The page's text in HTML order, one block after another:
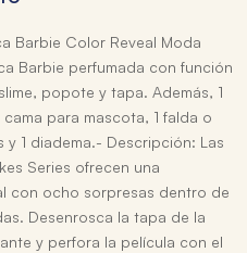
Barbie Color Reveal Moda
Barbie perfumada con función
popote y tapa. Además, 1
para mascota, 1 falda o
1 diadema.- Descripción: Las
Series ofrecen una
con ocho sorpresas dentro de
Desenrosca la tapa de la
y perfora la película con el